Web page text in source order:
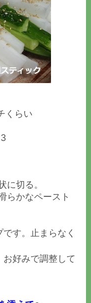
らい
に切る。
らかなペースト
す。止まらなく
好みで調整して